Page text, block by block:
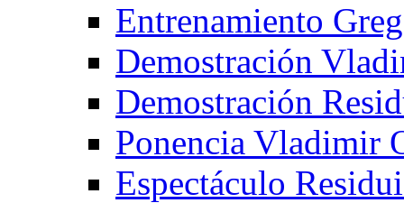
Entrenamiento
Demostración
Demostración
Ponencia Vladimir
Espectáculo